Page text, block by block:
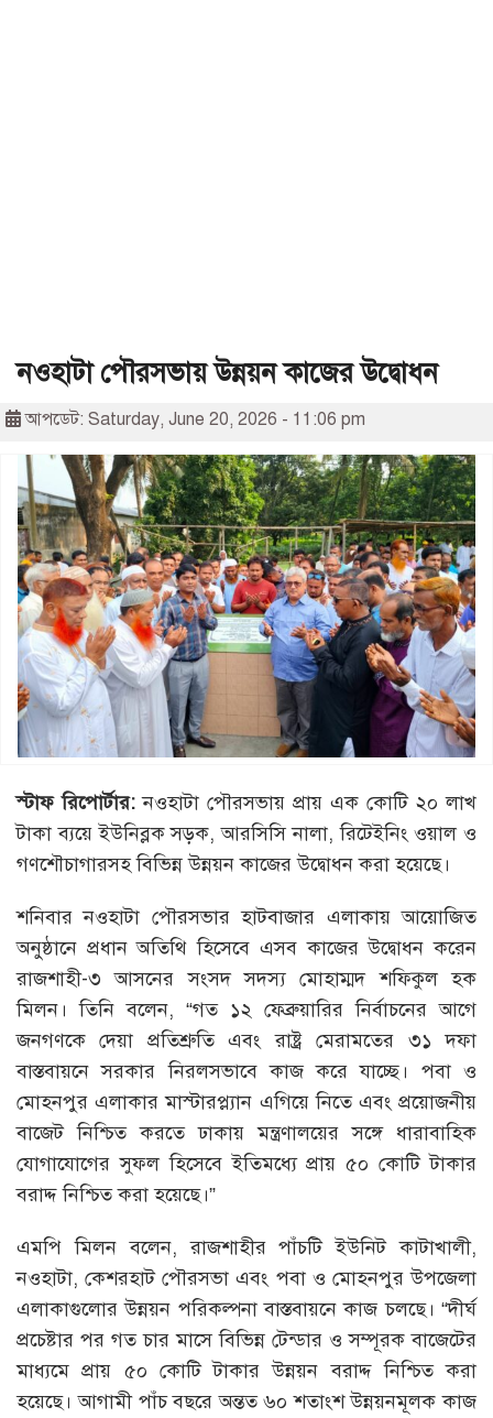
নওহাটা পৌরসভায় উন্নয়ন কাজের উদ্বোধন
আপডেট: Saturday, June 20, 2026 - 11:06 pm
স্টাফ রিপোর্টার: নওহাটা পৌরসভায় প্রায় এক কোটি ২০ লাখ
টাকা ব্যয়ে ইউনিব্লক সড়ক, আরসিসি নালা, রিটেইনিং ওয়াল ও
গণশৌচাগারসহ বিভিন্ন উন্নয়ন কাজের উদ্বোধন করা হয়েছে।
শনিবার নওহাটা পৌরসভার হাটবাজার এলাকায় আয়োজিত
অনুষ্ঠানে প্রধান অতিথি হিসেবে এসব কাজের উদ্বোধন করেন
রাজশাহী-৩ আসনের সংসদ সদস্য মোহাম্মদ শফিকুল হক
মিলন। তিনি বলেন, “গত ১২ ফেব্রুয়ারির নির্বাচনের আগে
জনগণকে দেয়া প্রতিশ্রুতি এবং রাষ্ট্র মেরামতের ৩১ দফা
বাস্তবায়নে সরকার নিরলসভাবে কাজ করে যাচ্ছে। পবা ও
মোহনপুর এলাকার মাস্টারপ্ল্যান এগিয়ে নিতে এবং প্রয়োজনীয়
বাজেট নিশ্চিত করতে ঢাকায় মন্ত্রণালয়ের সঙ্গে ধারাবাহিক
যোগাযোগের সুফল হিসেবে ইতিমধ্যে প্রায় ৫০ কোটি টাকার
বরাদ্দ নিশ্চিত করা হয়েছে।”
এমপি মিলন বলেন, রাজশাহীর পাঁচটি ইউনিট কাটাখালী,
নওহাটা, কেশরহাট পৌরসভা এবং পবা ও মোহনপুর উপজেলা
এলাকাগুলোর উন্নয়ন পরিকল্পনা বাস্তবায়নে কাজ চলছে। “দীর্ঘ
প্রচেষ্টার পর গত চার মাসে বিভিন্ন টেন্ডার ও সম্পূরক বাজেটের
মাধ্যমে প্রায় ৫০ কোটি টাকার উন্নয়ন বরাদ্দ নিশ্চিত করা
হয়েছে। আগামী পাঁচ বছরে অন্তত ৬০ শতাংশ উন্নয়নমূলক কাজ